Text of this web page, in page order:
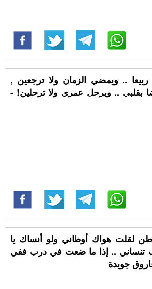
ربيعا .. ويمضي الزمان ولا ترجعين ,
بقلبي .. ويرحل عمري ولا ترحلين! -
لقلت هواك أوطاني ولو أنساك يا
تنساني .. إذا ما ضعت في درب ففي
جويدة